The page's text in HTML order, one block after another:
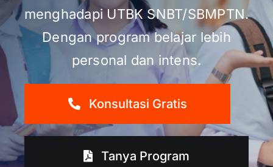
menghadapi UTBK SNBT/SBMPTN.
Dengan program belajar lebih
personal dan intens.
Konsultasi Gratis
Tanya Program